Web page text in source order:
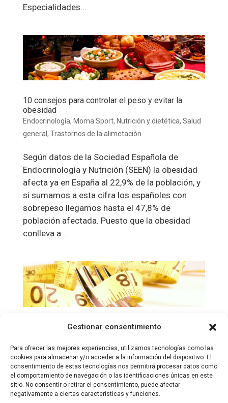
Gestionar consentimiento
Para ofrecer las mejores experiencias, utilizamos tecnologías como las
cookies para almacenar y/o acceder a la información del dispositivo. El
consentimiento de estas tecnologías nos permitirá procesar datos como
el comportamiento de navegación o las identificaciones únicas en este
sitio. No consentir o retirar el consentimiento, puede afectar
negativamente a ciertas características y funciones.
Especialidades...
10 consejos para controlar el peso y evitar la
obesidad
Endocrinología, Moma Sport, Nutrición y dietética, Salud
general , Trastornos de la alimetación
Según datos de la Sociedad Española de
Endocrinología y Nutrición (SEEN) la obesidad
afecta ya en España al 22,9% de la población, y
si sumamos a esta cifra los españoles con
sobrepeso llegamos hasta el 47,8% de
población afectada. Puesto que la obesidad
conlleva a...
¡Hoy me pongo a dieta!
alimetación
Adelgazar, hacer dieta, ponerte a plan, seguir un
régimen. No conviene hacerlo si no se está
demasiado convencido de ello, pero, si tu